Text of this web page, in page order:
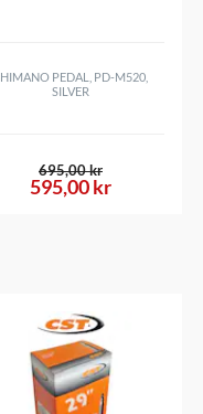
PEDAL, PD-M520,
SILVER
595,00 kr
695,00 kr